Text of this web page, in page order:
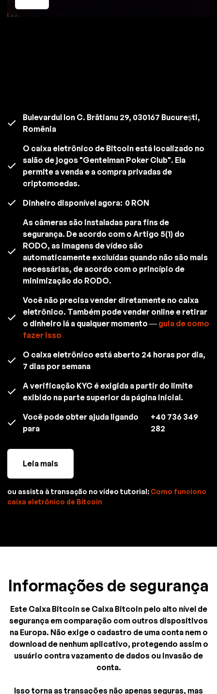
Bulevardul Ion C. Brătianu 29, 030167 București,
Romênia
O caixa eletrônico de Bitcoin está localizado no
salão de jogos "Gentelman Poker Club". Ela
permite a venda e a compra privadas de
criptomoedas.
Dinheiro disponível agora: 0 RON
As câmeras são instaladas para fins de
segurança. De acordo com o Artigo 5(1) do
RODO, as imagens de vídeo são
automaticamente excluídas quando não são mais
necessárias, de acordo com o princípio de
minimização do RODO.
Você não precisa vender diretamente no caixa
eletrônico. Também pode vender online e retirar
o dinheiro lá a qualquer momento — guia de como
fazer isso
O caixa eletrônico está aberto 24 horas por dia,
7 dias por semana
A verificação KYC é exigida a partir do limite
exibido na parte superior da página inicial.
Você pode obter ajuda ligando
para
+40 736 349
282
Leia mais
ou assista à transação no vídeo tutorial: Como funciono
caixa eletrônico de Bitcoin
Informações de segurança
Este Caixa Bitcoin se Caixa Bitcoin pelo alto nível de
segurança em comparação com outros dispositivos
na Europa. Não exige o cadastro de uma conta nem o
download de nenhum aplicativo, protegendo assim o
usuário contra vazamento de dados ou invasão de
conta.
Isso torna as transações não apenas seguras, mas